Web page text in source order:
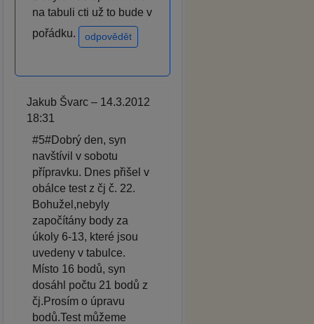
na tabuli cti už to bude v
pořádku.
odpovědět
Jakub Švarc – 14.3.2012
18:31
#5#Dobrý den, syn
navštívil v sobotu
přípravku. Dnes přišel v
obálce test z čj č. 22.
Bohužel,nebyly
započítány body za
úkoly 6-13, které jsou
uvedeny v tabulce.
Místo 16 bodů, syn
dosáhl počtu 21 bodů z
čj.Prosím o úpravu
bodů.Test můžeme